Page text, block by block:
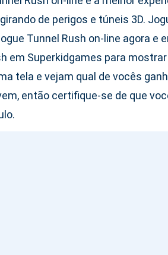
de perigos e túneis 3D.
Tunnel Rush on-line agora e
em Superkidgames para
tela e vejam qual de vocês
então certifique-se de que